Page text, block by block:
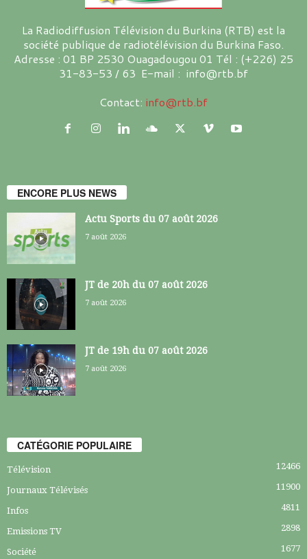
La Radiodiffusion Télévision du Burkina (RTB) est la
société publique de radiotélévision du Burkina Faso.
Adresse : 01 BP 2530 Ouagadougou 01 Tél : (+226) 25
31-83-53 / 63 E-mail : info@rtb.bf
Contact: info@rtb.bf
ENCORE PLUS NEWS
Actu Sports du 07 août 2026
7 août 2026
JT de 20h du 07 août 2026
7 août 2026
JT de 19h du 07 août 2026
7 août 2026
CATÉGORIE POPULAIRE
Télévision 12466
Journaux Télévisés 11900
Infos 4811
Emissions TV 2898
Société 1677